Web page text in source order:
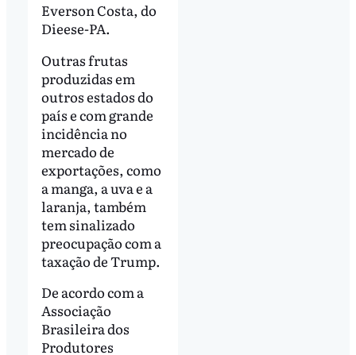
Everson Costa, do
Dieese-PA.
Outras frutas
produzidas em
outros estados do
país e com grande
incidência no
mercado de
exportações, como
a manga, a uva e a
laranja, também
tem sinalizado
preocupação com a
taxação de Trump.
De acordo com a
Associação
Brasileira dos
Produtores